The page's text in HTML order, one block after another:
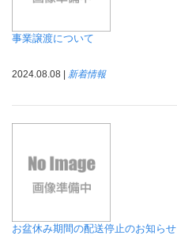
事業譲渡について
2024.08.08 | 新着情報
お盆休み期間の配送停止のお知らせ